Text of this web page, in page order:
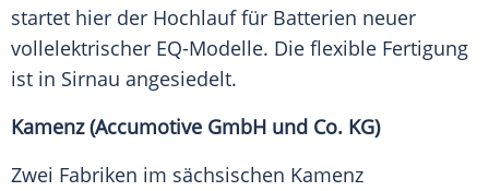
startet hier der Hochlauf für Batterien neuer
vollelektrischer EQ-Modelle. Die flexible Fertigung
ist in Sirnau angesiedelt.
Kamenz (Accumotive GmbH und Co. KG)
Zwei Fabriken im sächsischen Kamenz